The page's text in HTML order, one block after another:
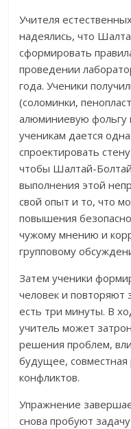
Учителя
надеялись, что
сформировать
проведении
года. Ученики
(соломинки,
алюминиевую фольгу
ученикам дается
спроектировать
чтобы Шалтай-
выполнения этой
свой опыт и то, что
повышения
чужому мнению и
групповому
Затем ученики
человек и повторяют
есть три минуты. В
учитель может
решения проблем,
будущее,
конфликтов.
Упражнение
снова пробуют